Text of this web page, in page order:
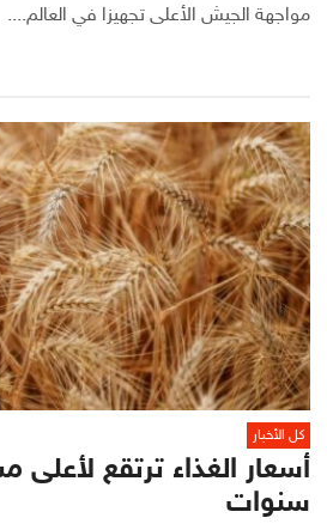
مواجهة الجيش الأعلى تجهيزا في العالم....
كل الأخبار
سنوات